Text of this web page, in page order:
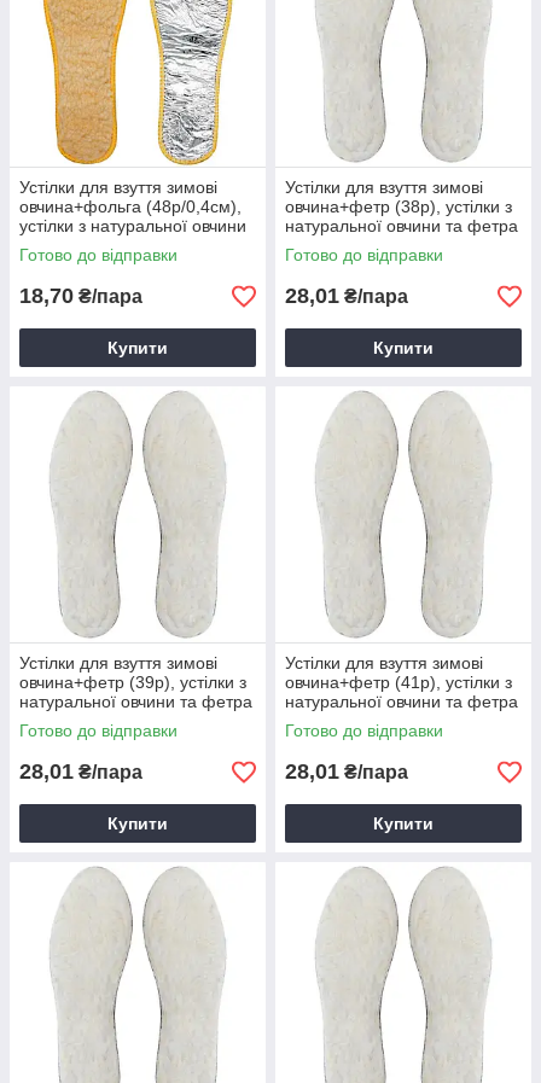
Устілки для взуття зимові
овчина+фольга (48р/0,4см),
устілки з натуральної овчини
та фольги
Готово до відправки
18,70 ₴/пара
Купити
Устілки для взуття зимові
овчина+фетр (38р), устілки з
натуральної овчини та фетра
Готово до відправки
28,01 ₴/пара
Купити
Устілки для взуття зимові
овчина+фетр (39р), устілки з
натуральної овчини та фетра
Готово до відправки
28,01 ₴/пара
Купити
Устілки для взуття зимові
овчина+фетр (41р), устілки з
натуральної овчини та фетра
Готово до відправки
28,01 ₴/пара
Купити